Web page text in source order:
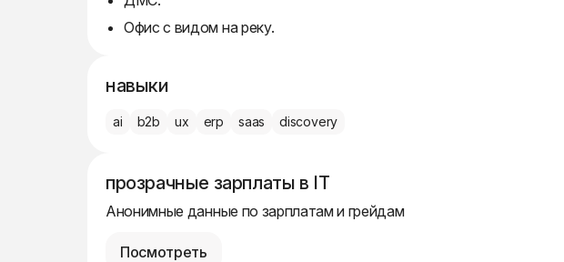
Офис с видом на реку.
навыки
ai b2b ux erp saas discovery
прозрачные зарплаты в IT
Анонимные данные по зарплатам и грейдам
Посмотреть